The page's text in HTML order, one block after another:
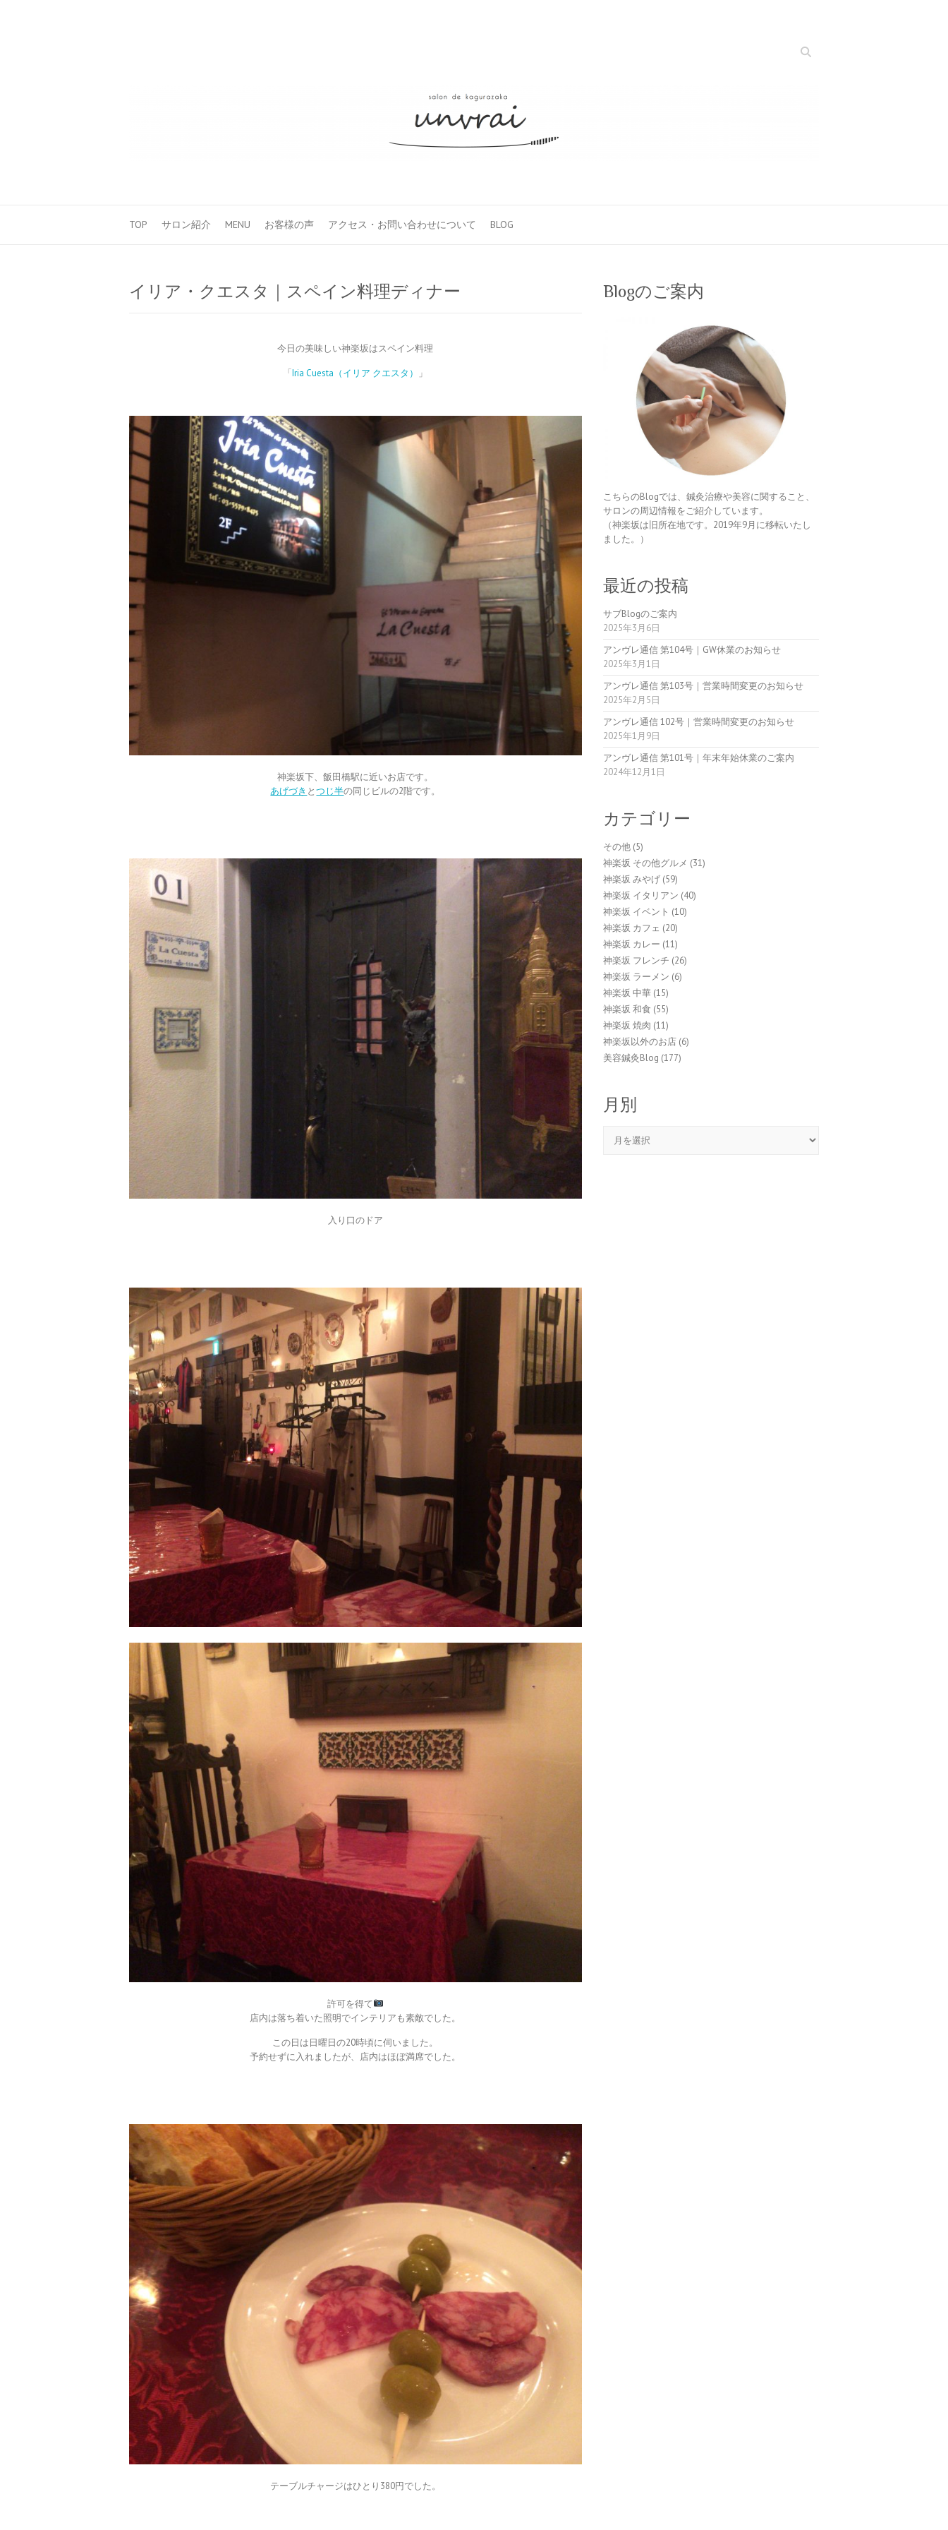
Search
TOP サロン紹介 MENU お客様の声 アクセス・お問い合わせについて BLOG
イリア・クエスタ｜スペイン料理ディナー
今日の美味しい神楽坂はスペイン料理
「Iria Cuesta（イリア クエスタ） 」
神楽坂下、飯田橋駅に近いお店です。
あげづき とつじ半の同じビルの2階です。
入り口のドア
許可を得て
店内は落ち着いた照明でインテリアも素敵でした。
この日は日曜日の20時頃に伺いました。
予約せずに入れましたが、店内はほぼ満席でした。
テーブルチャージはひとり380円でした。
Blogのご案内
こちらのBlogでは、鍼灸治療や美容に関すること、
サロンの周辺情報をご紹介しています。
（神楽坂は旧所在地です。2019年9月に移転いたし
ました。）
最近の投稿
サブBlogのご案内
2025年3月6日
アンヴレ通信 第104号｜GW休業のお知らせ
2025年3月1日
アンヴレ通信 第103号｜営業時間変更のお知らせ
2025年2月5日
アンヴレ通信 102号｜営業時間変更のお知らせ
2025年1月9日
アンヴレ通信 第101号｜年末年始休業のご案内
2024年12月1日
カテゴリー
その他 (5)
神楽坂 その他グルメ (31)
神楽坂 みやげ (59)
神楽坂 イタリアン (40)
神楽坂 イベント (10)
神楽坂 カフェ (20)
神楽坂 カレー (11)
神楽坂 フレンチ (26)
神楽坂 ラーメン (6)
神楽坂 中華 (15)
神楽坂 和食 (55)
神楽坂 焼肉 (11)
神楽坂以外のお店 (6)
美容鍼灸Blog (177)
月別